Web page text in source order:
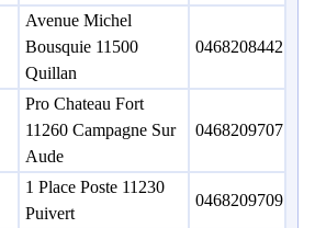
Avenue Michel
Bousquie 11500
Quillan
0468208442
Pro Chateau Fort
11260 Campagne Sur
Aude
0468209707
1 Place Poste 11230
Puivert
0468209709